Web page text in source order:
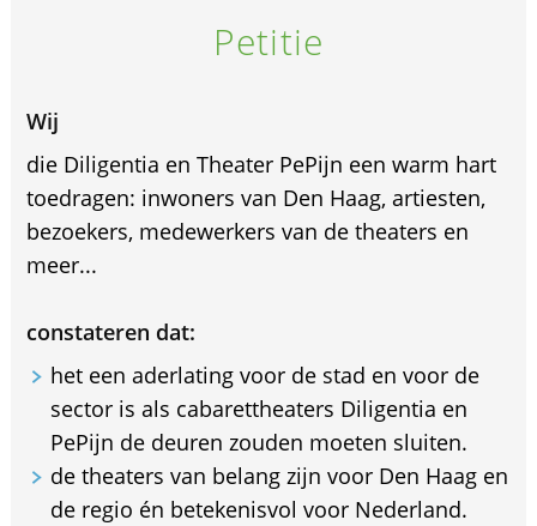
Petitie
Wij
die Diligentia en Theater PePijn een warm hart
toedragen: inwoners van Den Haag, artiesten,
bezoekers, medewerkers van de theaters en
meer...
constateren dat:
het een aderlating voor de stad en voor de
sector is als cabarettheaters Diligentia en
PePijn de deuren zouden moeten sluiten.
de theaters van belang zijn voor Den Haag en
de regio én betekenisvol voor Nederland.